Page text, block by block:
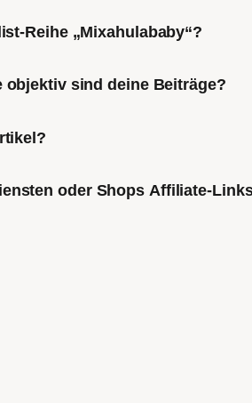
Reihe „Mixahulababy“?
sind deine Beiträge?
oder Shops Affiliate-